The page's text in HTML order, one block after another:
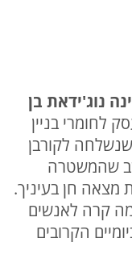
נוג'ידאת בן
לחומרי בניין
לקורבן
שהמשטרה
מצאה חן בעיניך.
קרה לאנשים
לך ביומיים הקרובים